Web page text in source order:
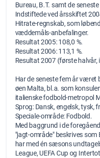
Bureau, B.T. samt de
Indstiftede ved årsskiftet
Hitrate-regnskab, som
væddemåls-anbefalinger.
Resultat 2005: 108,0 %.
Resultat 2006: 113,1 %.
Resultat 2007 (første halvår,
Har de seneste fem år
øen Malta, bl.a. som
italienske fodbold-metropol
Sprog: Dansk, engelsk, tysk,
Speciale-område: Fodbold.
Med baggrund i de
"jagt-område" beskrives som
har med én sæsons
League, UEFA Cup og